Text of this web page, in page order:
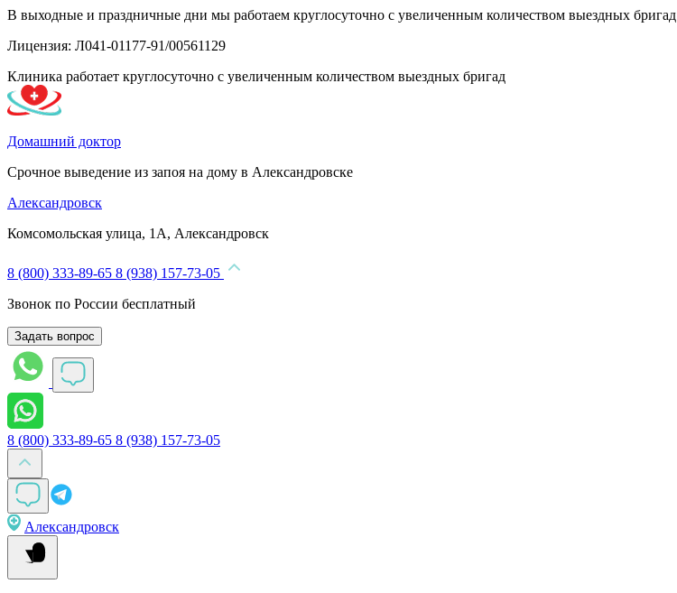
В выходные и праздничные дни мы работаем круглосуточно с увеличенным количеством выездных бригад
Лицензия: Л041-01177-91/00561129
Клиника работает круглосуточно с увеличенным количеством выездных бригад
Домашний доктор
Срочное выведение из запоя на дому в Александровске
Александровск
Комсомольская улица, 1А, Александровск
8 (800) 333-89-65 8 (938) 157-73-05
Звонок по России бесплатный
Задать вопрос
8 (800) 333-89-65 8 (938) 157-73-05
Александровск